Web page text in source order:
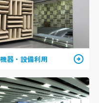
機器・設備利用 arrow_circle_right